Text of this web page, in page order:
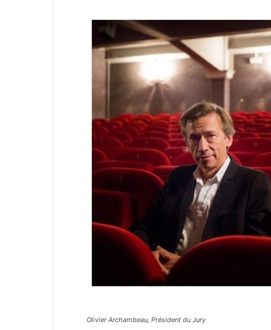
Olivier Archambeau, Président du Jury